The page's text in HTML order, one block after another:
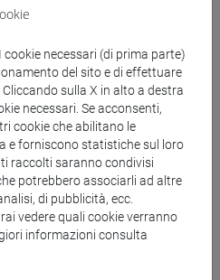
- 1 Cognomi A-Di
- 1 Cognomi Dl-Pas
necessari (di prima parte)
del sito e di effettuare
sulla X in alto a destra
necessari. Se acconsenti,
cookie che abilitano le
e forniscono statistiche sul loro
raccolti saranno condivisi
potrebbero associarli ad altre
di pubblicità, ecc.
vedere quali cookie verranno
informazioni consulta